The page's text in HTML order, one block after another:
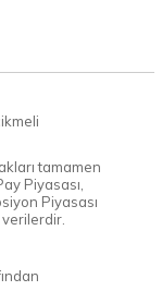
tamamen
Piyasası,
Piyasası